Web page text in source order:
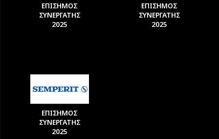
ΕΠΙΣΗΜΟΣ
ΣΥΝΕΡΓΑΤΗΣ
2025
ΕΠΙΣΗΜΟΣ
ΣΥΝΕΡΓΑΤΗΣ
2025
ΕΠΙΣΗΜΟΣ
ΣΥΝΕΡΓΑΤΗΣ
2025